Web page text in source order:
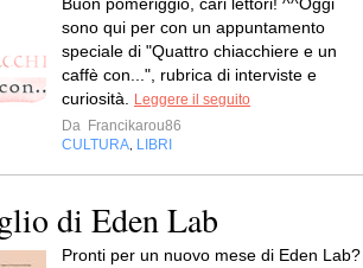
sono qui per con un appuntamento
speciale di "Quattro chiacchiere e un
caffè con...", rubrica di interviste e
curiosità.
Leggere il seguito
Da Francikarou86
CULTURA LIBRI
di Eden Lab
Pronti per un nuovo mese di Eden Lab?